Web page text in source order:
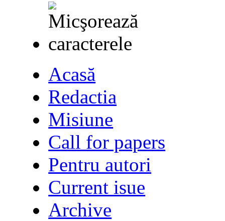
Acasă
Redactia
Misiune
Call for papers
Pentru autori
Current isue
Archive